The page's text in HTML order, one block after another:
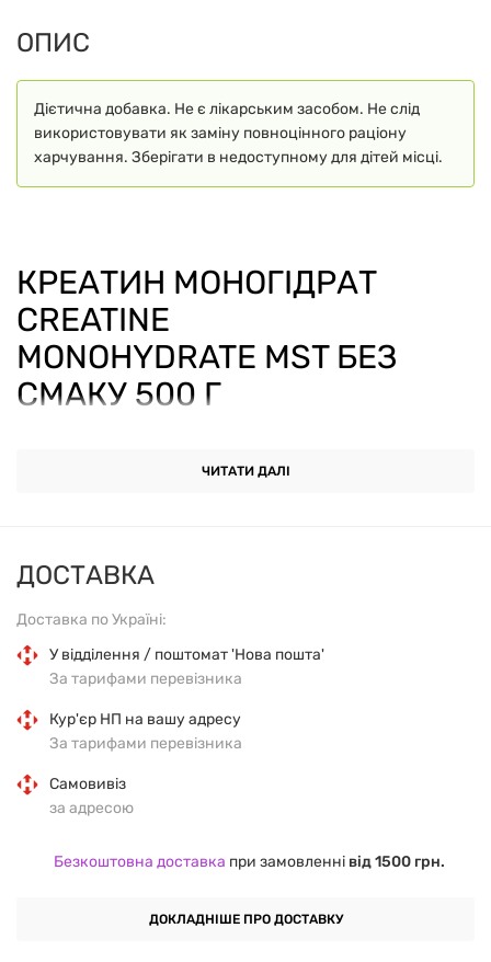
ДОСТАВКА
Доставка по Україні:
У відділення / поштомат 'Нова пошта'
За тарифами перевізника
Кур'єр НП на вашу адресу
За тарифами перевізника
Самовивіз
за адресою
Безкоштовна доставка при замовленні від 1500 грн.
ДОКЛАДНІШЕ ПРО ДОСТАВКУ
ОПИС
Дієтична добавка. Не є лікарським засобом. Не слід
використовувати як заміну повноцінного раціону
харчування. Зберігати в недоступному для дітей місці.
КРЕАТИН МОНОГІДРАТ
CREATINE
MONOHYDRATE MST БЕЗ
СМАКУ 500 Г
ОСНОВНІ ХАРАКТЕРИСТИКИ
Об’єм:500 г.
Основний інгредієнт:
креатин моногідрат.
Ступінь мікронізації:
змішування.
ТАБЛИЦЯ СКЛАДОВИХ
ЧИТАТИ ДАЛІ